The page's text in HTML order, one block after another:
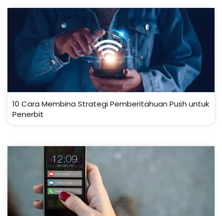
10 Cara Membina Strategi Pemberitahuan Push untuk
Penerbit